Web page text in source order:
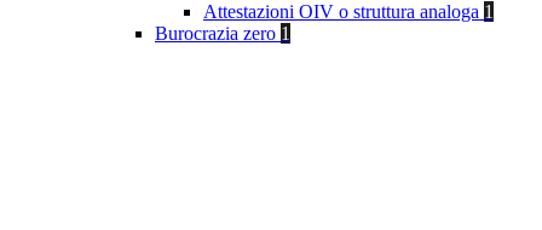
Attestazioni OIV o struttura analoga 1
Burocrazia zero 1